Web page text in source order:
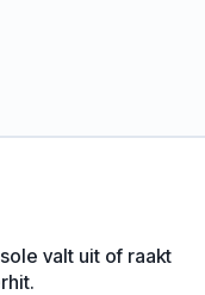
valt uit of raakt